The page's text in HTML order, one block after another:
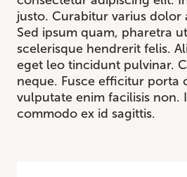
justo. Curabitur varius dolor
Sed ipsum quam, pharetra
scelerisque hendrerit felis.
eget leo tincidunt pulvinar.
neque. Fusce efficitur porta
vulputate enim facilisis non.
commodo ex id sagittis.